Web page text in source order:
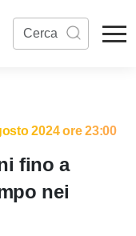
2024 ore 23:00
fino a
nei